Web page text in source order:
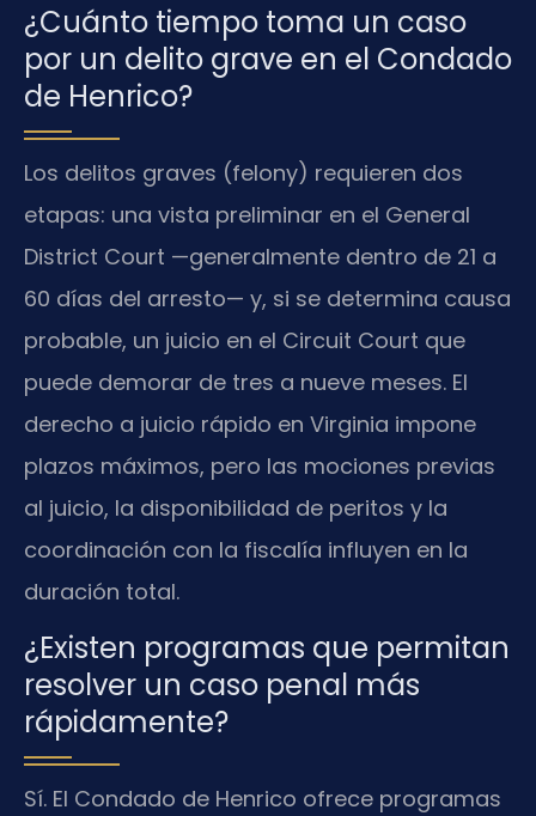
¿Cuánto tiempo toma un caso
por un delito grave en el Condado
de Henrico?
Los delitos graves (felony) requieren dos
etapas: una vista preliminar en el General
District Court —generalmente dentro de 21 a
60 días del arresto— y, si se determina causa
probable, un juicio en el Circuit Court que
puede demorar de tres a nueve meses. El
derecho a juicio rápido en Virginia impone
plazos máximos, pero las mociones previas
al juicio, la disponibilidad de peritos y la
coordinación con la fiscalía influyen en la
duración total.
¿Existen programas que permitan
resolver un caso penal más
rápidamente?
Sí. El Condado de Henrico ofrece programas